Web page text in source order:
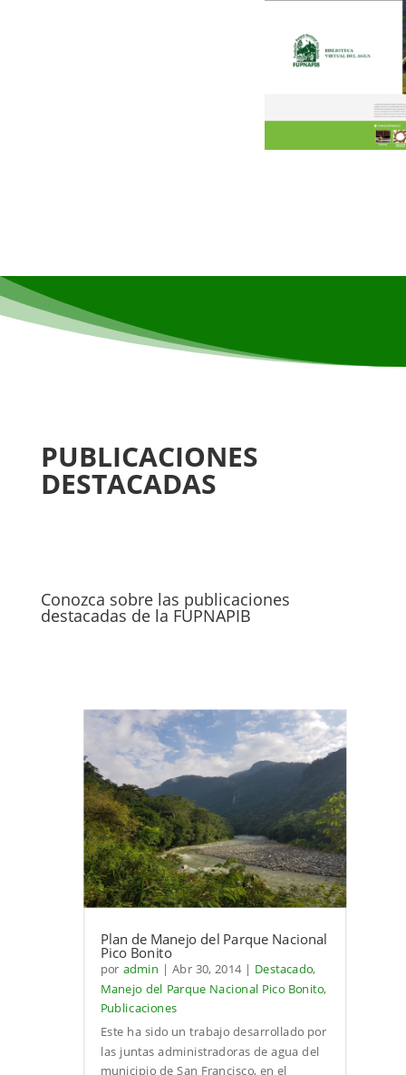
PUBLICACIONES
DESTACADAS
Conozca sobre las publicaciones
destacadas de la FUPNAPIB
Plan de Manejo del Parque Nacional
Pico Bonito
por admin | Abr 30, 2014| Destacado,
Manejo del Parque Nacional Pico Bonito,
Publicaciones
Este ha sido un trabajo desarrollado por
las juntas administradoras de agua del
municipio de San Francisco, en el